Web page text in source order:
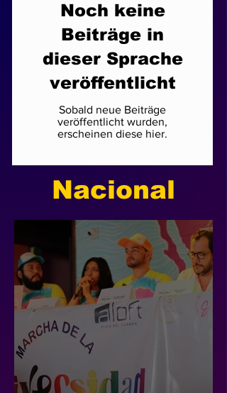
Noch keine
Beiträge in
dieser Sprache
veröffentlicht
Sobald neue Beiträge
veröffentlicht wurden,
erscheinen diese hier.
Nacional